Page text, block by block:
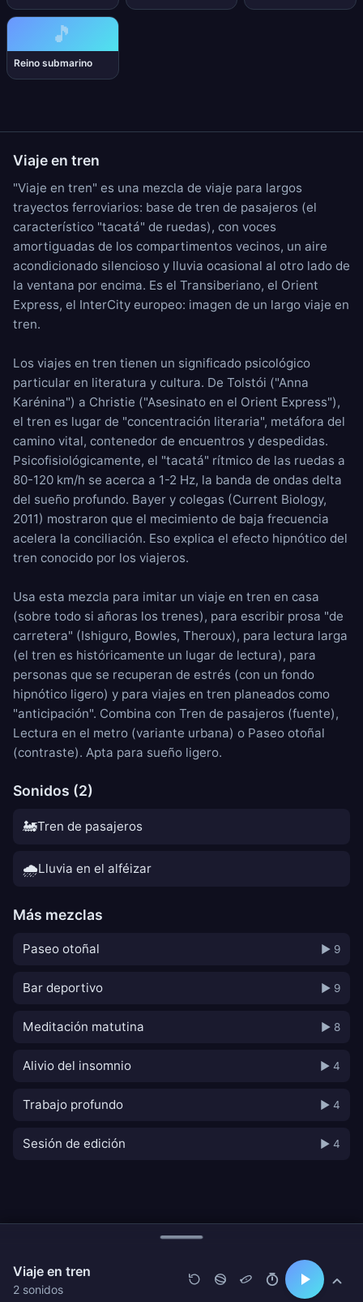
🎵
Reino submarino
Viaje en tren
"Viaje en tren" es una mezcla de viaje para largos
trayectos ferroviarios: base de tren de pasajeros (el
característico "tacatá" de ruedas), con voces
amortiguadas de los compartimentos vecinos, un aire
acondicionado silencioso y lluvia ocasional al otro lado de
la ventana por encima. Es el Transiberiano, el Orient
Express, el InterCity europeo: imagen de un largo viaje en
tren.
Los viajes en tren tienen un significado psicológico
particular en literatura y cultura. De Tolstói ("Anna
Karénina") a Christie ("Asesinato en el Orient Express"),
el tren es lugar de "concentración literaria", metáfora del
camino vital, contenedor de encuentros y despedidas.
Psicofisiológicamente, el "tacatá" rítmico de las ruedas a
80-120 km/h se acerca a 1-2 Hz, la banda de ondas delta
del sueño profundo. Bayer y colegas (Current Biology,
2011) mostraron que el mecimiento de baja frecuencia
acelera la conciliación. Eso explica el efecto hipnótico del
tren conocido por los viajeros.
Usa esta mezcla para imitar un viaje en tren en casa
(sobre todo si añoras los trenes), para escribir prosa "de
carretera" (Ishiguro, Bowles, Theroux), para lectura larga
(el tren es históricamente un lugar de lectura), para
personas que se recuperan de estrés (con un fondo
hipnótico ligero) y para viajes en tren planeados como
"anticipación". Combina con Tren de pasajeros (fuente),
Lectura en el metro (variante urbana) o Paseo otoñal
(contraste). Apta para sueño ligero.
Sonidos (2)
🚂Tren de pasajeros
🌧️Lluvia en el alféizar
Más mezclas
Paseo otoñal ▶ 9
Bar deportivo ▶ 9
Meditación matutina ▶ 8
Alivio del insomnio ▶ 4
Trabajo profundo ▶ 4
Sesión de edición ▶ 4
Viaje en tren
2 sonidos